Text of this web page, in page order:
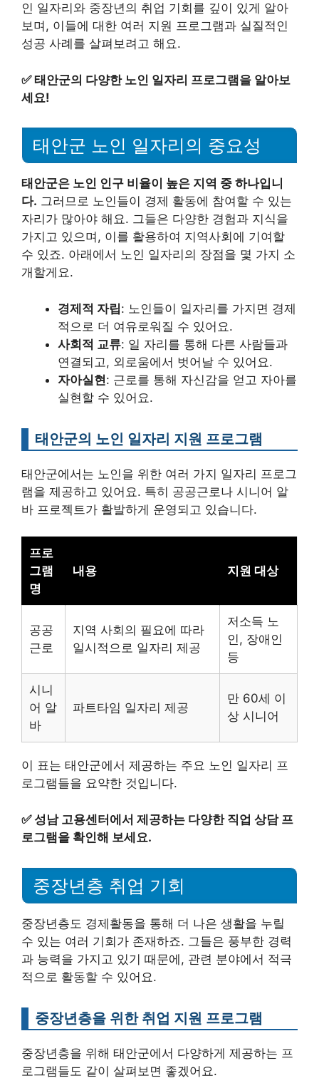
인 일자리와 중장년의 취업 기회를 깊이 있게 알아
보며, 이들에 대한 여러 지원 프로그램과 실질적인
성공 사례를 살펴보려고 해요.
✅태안군의 다양한 노인 일자리 프로그램을 알아보
세요!
태안군 노인 일자리의 중요성
태안군은 노인 인구 비율이 높은 지역 중 하나입니
다. 그러므로 노인들이 경제 활동에 참여할 수 있는
자리가 많아야 해요. 그들은 다양한 경험과 지식을
가지고 있으며, 이를 활용하여 지역사회에 기여할
수 있죠. 아래에서 노인 일자리의 장점을 몇 가지 소
개할게요.
경제적 자립: 노인들이 일자리를 가지면 경제
적으로 더 여유로워질 수 있어요.
사회적 교류: 일 자리를 통해 다른 사람들과
연결되고, 외로움에서 벗어날 수 있어요.
자아실현: 근로를 통해 자신감을 얻고 자아를
실현할 수 있어요.
태안군의 노인 일자리 지원 프로그램
태안군에서는 노인을 위한 여러 가지 일자리 프로그
램을 제공하고 있어요. 특히 공공근로나 시니어 알
바 프로젝트가 활발하게 운영되고 있습니다.
프로
그램
명
내용 지원 대상
공공
근로
지역 사회의 필요에 따라
일시적으로 일자리 제공
저소득 노
인, 장애인
등
시니
어 알
바
파트타임 일자리 제공
만 60세 이
상 시니어
이 표는 태안군에서 제공하는 주요 노인 일자리 프
로그램들을 요약한 것입니다.
✅성남 고용센터에서 제공하는 다양한 직업 상담 프
로그램을 확인해 보세요.
중장년층 취업 기회
중장년층도 경제활동을 통해 더 나은 생활을 누릴
수 있는 여러 기회가 존재하죠. 그들은 풍부한 경력
과 능력을 가지고 있기 때문에, 관련 분야에서 적극
적으로 활동할 수 있어요.
중장년층을 위한 취업 지원 프로그램
중장년층을 위해 태안군에서 다양하게 제공하는 프
로그램들도 같이 살펴보면 좋겠어요.